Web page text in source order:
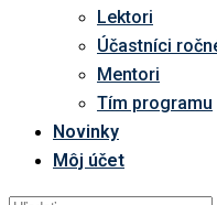
Lektori
Účastníci
Mentori
Tím programu
Novinky
Môj účet